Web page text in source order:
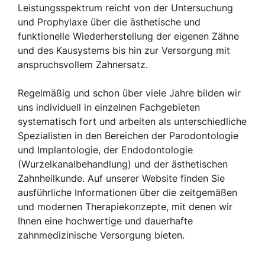
Leistungsspektrum reicht von der Untersuchung
und Prophylaxe über die ästhetische und
funktionelle Wiederherstellung der eigenen Zähne
und des Kausystems bis hin zur Versorgung mit
anspruchsvollem Zahnersatz.
Regelmäßig und schon über viele Jahre bilden wir
uns individuell in einzelnen Fachgebieten
systematisch fort und arbeiten als unterschiedliche
Spezialisten in den Bereichen der Parodontologie
und Implantologie, der Endodontologie
(Wurzelkanalbehandlung) und der ästhetischen
Zahnheilkunde. Auf unserer Website finden Sie
ausführliche Informationen über die zeitgemäßen
und modernen Therapiekonzepte, mit denen wir
Ihnen eine hochwertige und dauerhafte
zahnmedizinische Versorgung bieten.